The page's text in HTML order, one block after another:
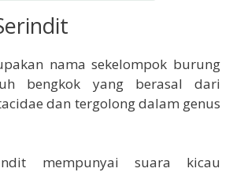
nama sekelompok burung
bengkok yang berasal dari
dan tergolong dalam genus
mempunyai suara kicau